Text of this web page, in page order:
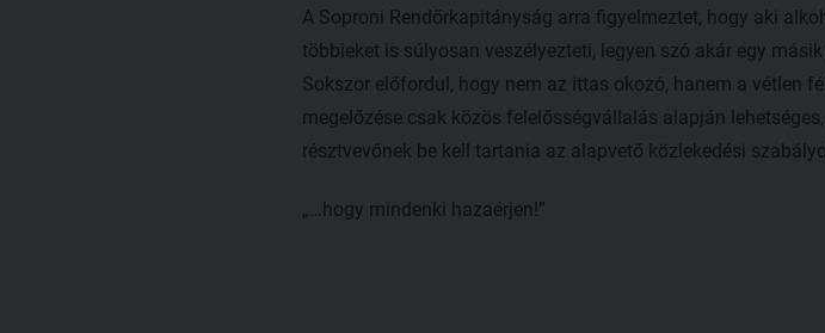
A Soproni Rendőrkapitányság arra figyelmeztet, hogy aki
többieket is súlyosan veszélyezteti, legyen szó akár egy
Sokszor előfordul, hogy nem az ittas okozó, hanem a vétlen
megelőzése csak közös felelősségvállalás alapján
résztvevőnek be kell tartania az alapvető közlekedési
„…hogy mindenki hazaérjen!”